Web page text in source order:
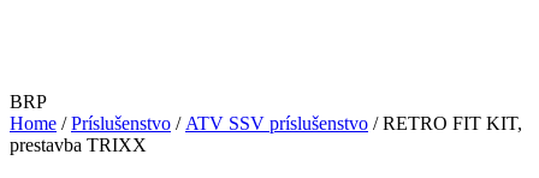
BRP
Home /Príslušenstvo / ATV SSV príslušenstvo / RETRO FIT KIT,
prestavba TRIXX